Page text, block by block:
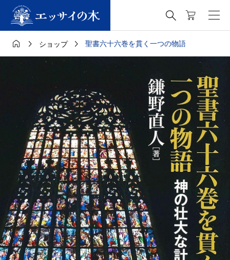

  ショップ  聖書六十六巻を貫く一つの物語